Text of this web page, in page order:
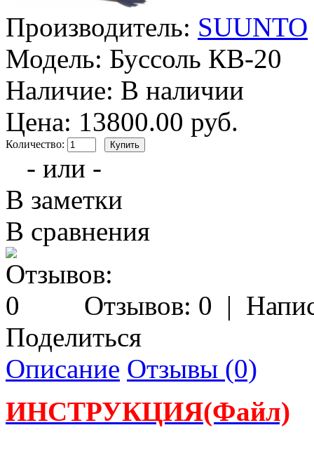
Производитель: SUUNTO
Модель: Буссоль КВ-20
Наличие: В наличии
Цена: 13800.00 руб.
Количество:
- или -
В заметки
В сравнения
Отзывов: 0 |
Поделиться
Описание Отзывы (0)
ИНСТРУКЦИЯ(Файл)